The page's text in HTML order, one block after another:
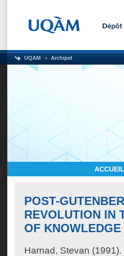
UQAM Archipel
ACCUEIL
POST-
REVOLUTION IN
OF KNOWLEDGE
Harnad, Stevan